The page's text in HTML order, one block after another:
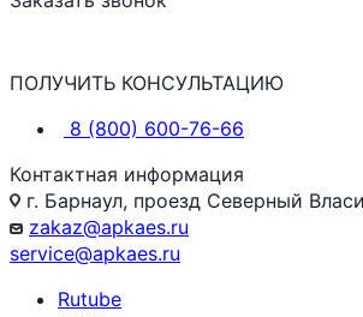
ПОЛУЧИТЬ КОНСУЛЬТАЦИЮ
8 (800) 600-76-66
Контактная информация
г. Барнаул, проезд Северный
zakaz@apkaes.ru
service@apkaes.ru
Rutube